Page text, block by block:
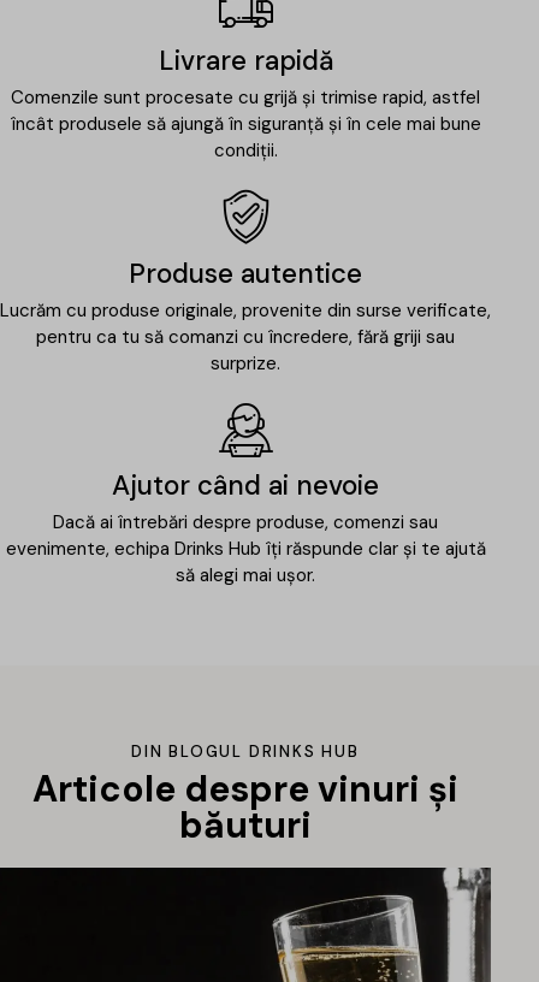
Livrare rapidă
Comenzile sunt procesate cu grijă și trimise rapid, astfel
încât produsele să ajungă în siguranță și în cele mai bune
condiții.
Produse autentice
Lucrăm cu produse originale, provenite din surse verificate,
pentru ca tu să comanzi cu încredere, fără griji sau
surprize.
Ajutor când ai nevoie
Dacă ai întrebări despre produse, comenzi sau
evenimente, echipa Drinks Hub îți răspunde clar și te ajută
să alegi mai ușor.
DIN BLOGUL DRINKS HUB
Articole despre vinuri și
băuturi